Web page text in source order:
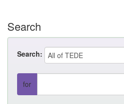
Search
Search:
for